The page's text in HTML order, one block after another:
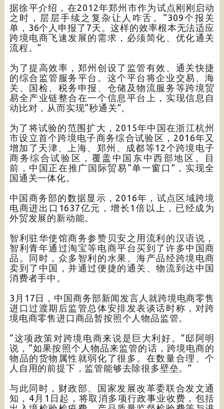
据徐平介绍，在2012年郑州市作为试点刚刚启动
之时，层层手续之复杂让人咋舌。“309个报关
单，36个人申报了7天。这样的效率根本无法适应
跨境电商飞速发展的需求，必须简化、优化通关
流程。”
为了提高效率，郑州创设了监管有效、通关快捷
的综合监管服务平台。这个平台将企业交易、海
关、国检、税务申报、仓储及物流服务等跨境贸
易全产业链整合在一个信息平台上，实现信息自
动比对，从而实现“秒通关”。
为了将试验的范围扩大，2015年中国在浙江杭州
市设立首个跨境电子商务综合试验区，2016年又
增加了天津、上海、郑州、成都等12个跨境电子
商务综合试验区，覆盖中国东中西部地区。目
前，中国正在推广国际贸易“单一窗口”，实现全
国通关一体化。
中国商务部的数据显示，2016年，试点区域跨境
电商进出口1637亿元，增长1倍以上，已经成为
外贸发展的新动能。
智利驻华使馆商务参赞贝安之用流利的汉语说，
智利青年通过淘宝等电商平台买到了许多中国商
品。同时，众多智利的水果、海产品经跨境电商
卖到了中国，并通过便捷的通关、物流到达中国
消费者手中。
3月17日，中国商务部新闻发言人就跨境电商零售
进口过渡期后监管总体安排发表谈话时称，对跨
境电商零售进口商品暂按照个人物品监管。
“这项政策对跨境电商来说是巨大利好。”邸阿明
说，“如果按照个人物品来监管的话，跨境电商的
物品的货物属性就弱化了很多。在数量合理、个
人自用的前提下，监管能够去除很多壁垒。”
与此同时，财政部、国家发展改革委联合发文通
知，4月1日起，将取消多项行政事业收费，包括